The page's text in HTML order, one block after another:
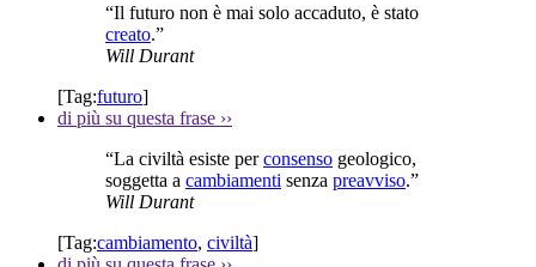
“Il futuro non è mai solo accaduto, è stato
creato.”
Will Durant
[Tag:futuro]
di più su questa frase ››
“La civiltà esiste perconsenso geologico,
soggetta a cambiamenti senza preavviso.”
Will Durant
[Tag:cambiamento, civiltà]